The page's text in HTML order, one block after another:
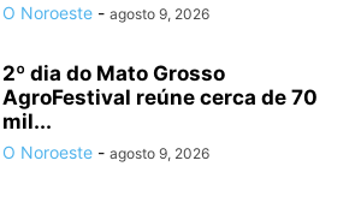
O Noroeste - agosto 9, 2026
2º dia do Mato Grosso
AgroFestival reúne cerca de 70
mil...
O Noroeste - agosto 9, 2026